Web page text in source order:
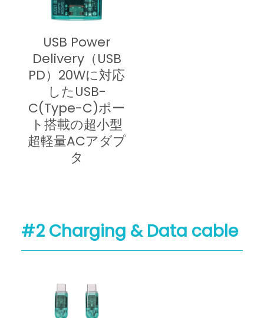
USB Power
Delivery（USB
PD）20Wに対応
したUSB-
C(Type-C)ポー
ト搭載の超小型
超軽量ACアダプ
タ
#2 Charging & Data cable